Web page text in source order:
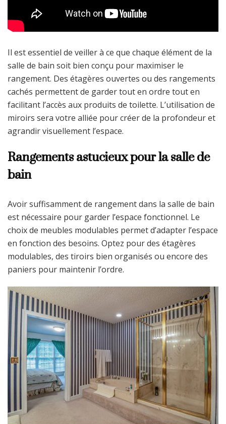
Il est essentiel de veiller à ce que chaque élément de la
salle de bain soit bien conçu pour maximiser le
rangement. Des étagères ouvertes ou des rangements
cachés permettent de garder tout en ordre tout en
facilitant l’accès aux produits de toilette. L’utilisation de
miroirs sera votre alliée pour créer de la profondeur et
agrandir visuellement l’espace.
Rangements astucieux pour la salle de
bain
Avoir suffisamment de rangement dans la salle de bain
est nécessaire pour garder l’espace fonctionnel. Le
choix de meubles modulables permet d’adapter l’espace
en fonction des besoins. Optez pour des étagères
modulables, des tiroirs bien organisés ou encore des
paniers pour maintenir l’ordre.